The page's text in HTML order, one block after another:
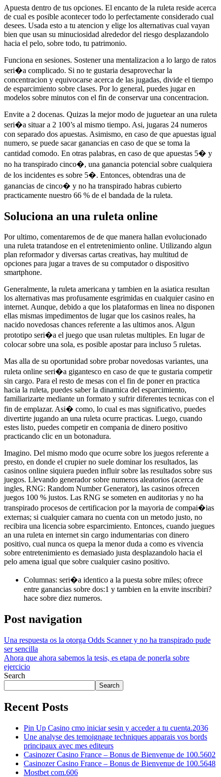
Apuesta dentro de tus opciones. El encanto de la ruleta reside acerca
de cual es posible acontecer todo lo perfectamente considerado cual
desees. Usada esto a tu atencion y elige los alternativas cual vayan
bien que usan su minuciosidad alrededor del riesgo desplazandolo
hacia el pelo, sobre todo, tu patrimonio.
Funciona en sesiones. Sostener una mentalizacion a lo largo de ratos
seri�a complicado. Si no te gustaria desaprovechar la
concentracion y equivocarse acerca de las jugadas, divide el tiempo
de esparcimiento sobre clases. Por lo general, puedes jugar en
modelos sobre minutos con el fin de conservar una concentracion.
Envite a 2 docenas. Quizas la mejor modo de juguetear an una ruleta
seri�a situar a 2 100’s al mismo tiempo. Asi, jugaras 24 numeros
con separado dos apuestas. Asimismo, en caso de que apuestas igual
numero, se puede sacar ganancias en caso de que se toma la
cantidad comodo. En otras palabras, en caso de que apuestas 5� y
no ha transpirado cinco�, una ganancia potencial sobre cualquiera
de los incidentes es sobre 5�. Entonces, obtendras una de
ganancias de cinco� y no ha transpirado habras cubierto
practicamente nuestro 66 % de el bandada de la ruleta.
Soluciona an una ruleta online
Por ultimo, comentaremos de de que manera hallan evolucionado
una ruleta tratandose en el entretenimiento online. Utilizando algun
plan reformador y diversas cartas creativas, hay multitud de
opciones para jugar a traves de su computador o dispositivo
smartphone.
Generalmente, la ruleta americana y tambien en la asiatica resultan
los alternativas mas profusamente esgrimidas en cualquier casino en
internet. Aunque, debido a que los plataformas en linea no disponen
ellas mismas impedimentos de lugar que los casinos reales, ha
nacido novedosas chances referente a las ultimos anos. Algun
prototipo seri�a el juego que usan ruletas multiples. En lugar de
colocar sobre una sola, es posible apostar para incluso 5 ruletas.
Mas alla de su oportunidad sobre probar novedosas variantes, una
ruleta online seri�a gigantesco en caso de que te gustaria competir
sin cargo. Para el resto de mesas con el fin de poner en practica
hacia la ruleta, puedes saber la dinamica del esparcimiento,
familiarizarte mediante un formato y sufrir diferentes tecnicas con el
fin de emplazar. Asi� como, lo cual es mas significativo, puedes
divertirte jugando an una ruleta ocurre practicas. Luego, cuando
estes listo, puedes competir en compania de dinero positivo
practicando clic en un botonadura.
Imagino. Del mismo modo que ocurre sobre los juegos referente a
presto, en donde el crupier no suele dominar los resultados, las
casinos online siquiera pueden influir sobre las resultados sobre sus
juegos. Llevando generador sobre numeros aleatorios (acerca de
ingles, RNG: Random Number Generator), las casinos ofrecen
juegos 100 % justos. Las RNG se someten en auditorias y no ha
transpirado procesos de certificacion por la mayoria de compai�ias
externas; si cualquier camara no cuenta con un metodo justo, no
recibira una licencia sobre esparcimiento. Entonces, cuando juegues
an una ruleta en internet sin cargo indumentarias con dinero
positivo, cual nunca os quepa la menor duda a como es vivencia
sobre entretenimiento es demasiado justa desplazandolo hacia el
pelo amena igual que sobre cualquier casino positivo.
Columnas: seri�a identico a la puesta sobre miles; ofrece
entre ganancias sobre dos:1 y tambien en la envite inscribiri?
hace sobre diez numeros.
Post navigation
Una respuesta os la otorga Odds Scanner y no ha transpirado pude
ser sencilla
Ahora que ahora sabemos la tesis, es etapa de ponerla sobre
ejercicio
Search
Search
Recent Posts
Pin Up Casino cmo iniciar sesin y acceder a tu cuenta.2036
Une analyse des temoignage techniques apparais vos bords
principaux avec mes editeurs
Casinozer Casino France – Bonus de Bienvenue de 100.5602
Casinozer Casino France – Bonus de Bienvenue de 100.5648
Mostbet com.606